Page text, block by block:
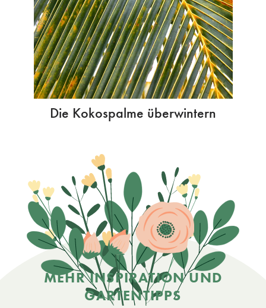
Die Kokospalme überwintern
MEHR INSPIRATION UND
GARTENTIPPS